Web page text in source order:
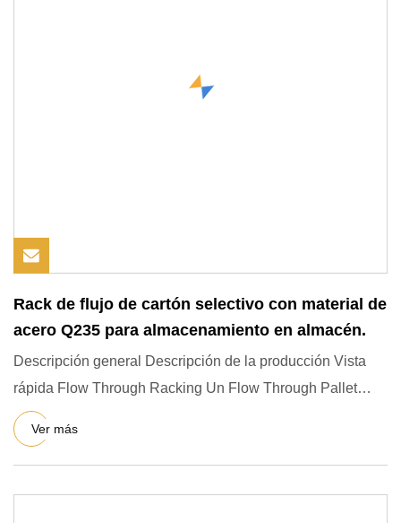
Rack de flujo de cartón selectivo con material de
acero Q235 para almacenamiento en almacén.
Descripción general Descripción de la producción Vista
rápida Flow Through Racking Un Flow Through Pallet
Rack (también
Ver más